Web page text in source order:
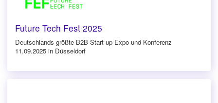
Future Tech Fest 2025
Deutschlands größte B2B-Start-up-Expo und Konferenz
11.09.2025 in Düsseldorf